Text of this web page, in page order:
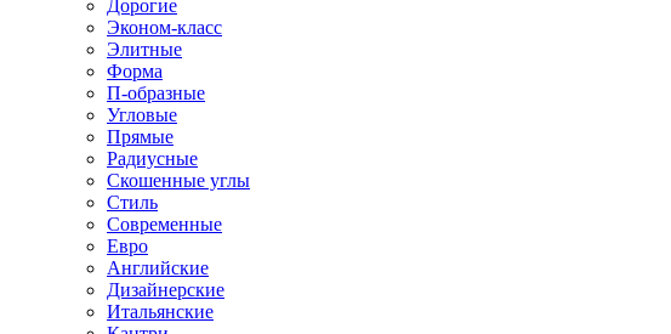
Дорогие
Эконом-класс
Элитные
Форма
П-образные
Угловые
Прямые
Радиусные
Скошенные углы
Стиль
Современные
Евро
Английские
Дизайнерские
Итальянские